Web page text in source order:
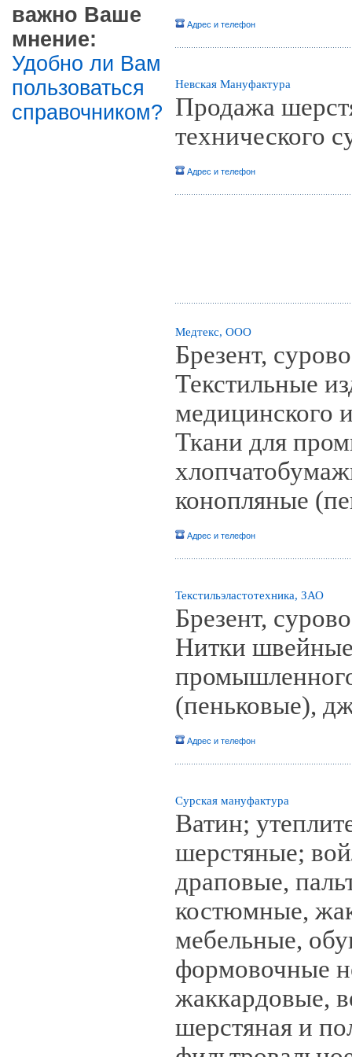
важно Ваше
мнение:
Удобно ли Вам
пользоваться
справочником?
Адрес и телефон
Невская Мануфактура
Продажа
технического
Адрес и телефон
Медтекс, ООО
Брезент,
Текстильные
медицинского
Ткани для
конопляные
Адрес и телефон
Текстильэластотехника, ЗАО
Брезент,
Нитки
(пеньковые),
Адрес и телефон
Сурская мануфактура
Ватин;
шерстяные;
драповые,
костюмные,
мебельные,
формовочные
жаккардовые,
шерстяная и